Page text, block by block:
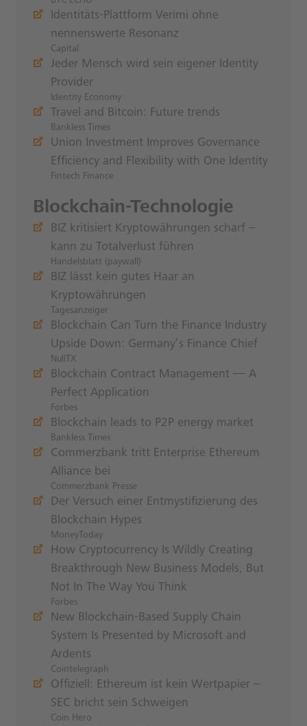
Identitäts-Plattform Verimi ohne
nennenswerte Resonanz
Capital
Jeder Mensch wird sein eigener Identity
Provider
Identity Economy
Travel and Bitcoin: Future trends
Bankless Times
Union Investment Improves Governance
Efficiency and Flexibility with One Identity
Fintech Finance
Blockchain-Technologie
BIZ kritisiert Kryptowährungen scharf –
kann zu Totalverlust führen
Handelsblatt (paywall)
BIZ lässt kein gutes Haar an
Kryptowährungen
Tagesanzeiger
Blockchain Can Turn the Finance Industry
Upside Down: Germany’s Finance Chief
NullTX
Blockchain Contract Management — A
Perfect Application
Forbes
Blockchain leads to P2P energy market
Bankless Times
Commerzbank tritt Enterprise Ethereum
Alliance bei
Commerzbank Presse
Der Versuch einer Entmystifizierung des
Blockchain Hypes
MoneyToday
How Cryptocurrency Is Wildly Creating
Breakthrough New Business Models, But
Not In The Way You Think
Forbes
New Blockchain-Based Supply Chain
System Is Presented by Microsoft and
Ardents
Cointelegraph
Offiziell: Ethereum ist kein Wertpapier –
SEC bricht sein Schweigen
Coin Hero